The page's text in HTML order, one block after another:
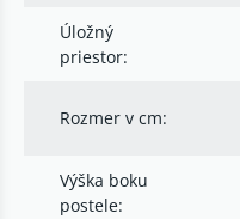
Úložný
priestor:
Rozmer v cm:
Výška boku
postele: